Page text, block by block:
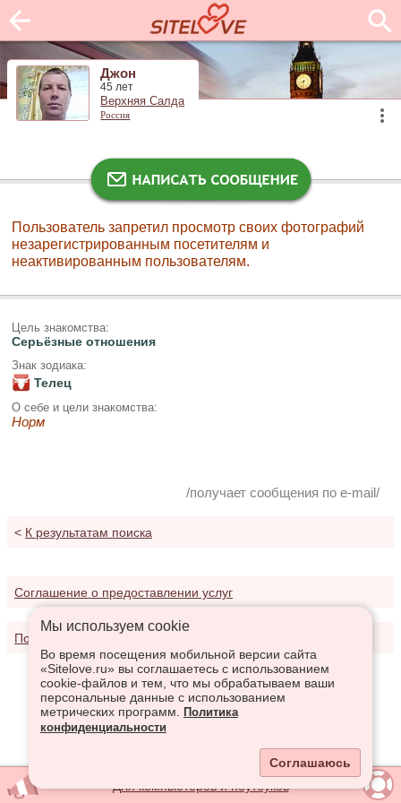
Джон
45 лет
Верхняя Салда
Россия
Пользователь запретил просмотр своих фотографий
незарегистрированным посетителям и
неактивированным пользователям.
Цель знакомства:
Серьёзные отношения
Знак зодиака:
Телец
О себе и цели знакомства:
Норм
/получает сообщения по e-mail/
< К результатам поиска
Соглашение о предоставлении услуг
Политика конфиденциальности
Мы используем сookie
Во время посещения мобильной версии сайта
«Sitelove.ru» вы соглашаетесь с использованием
cookie-файлов и тем, что мы обрабатываем ваши
персональные данные с использованием
метрических программ.
Политика
конфиденциальности
Соглашаюсь
Для компьютеров и ноутбуков